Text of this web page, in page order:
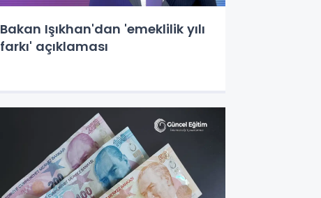
Bakan Işıkhan'dan 'emeklilik yılı
farkı' açıklaması